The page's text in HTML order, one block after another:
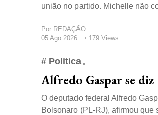
união no partido. Michelle não
Por REDAÇÃO
05 Ago 2026
179 Views
# Politica
Alfredo Gaspar se
O deputado federal Alfredo
Bolsonaro (PL-RJ), afirmou que